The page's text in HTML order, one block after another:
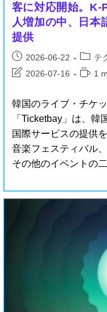
客に対応開始。K-
人増加の中、日本
提供
2026-06-22 テ
2026-07-16
1
韓国のライブ・チケ
「Ticketbay」は、韓
国際サービスの提供
音楽フェスティバル
その他のイベントの